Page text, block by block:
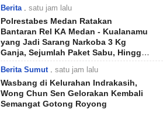
Berita satu jam lalu
Polrestabes Medan Ratakan
Bantaran Rel KA Medan - Kualanamu
yang Jadi Sarang Narkoba 3 Kg
Ganja, Sejumlah Paket Sabu, Hingga
Beragam Senjata Disita ME
Berita Sumut satu jam lalu
Wasbang di Kelurahan Indrakasih,
Wong Chun Sen Gelorakan Kembali
Semangat Gotong Royong